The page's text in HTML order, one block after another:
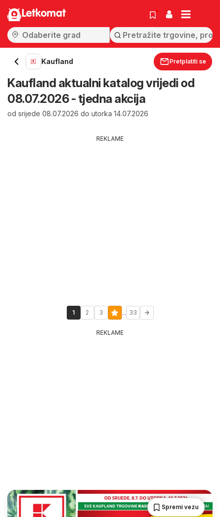
Letkomat
Kaufland Pretplatiti se
Kaufland aktualni katalog vrijedi od
08.07.2026 - tjedna akcija
od srijede 08.07.2026 do utorka 14.07.2026
REKLAME
1 2 3 ... 33
REKLAME
Spremi vezu